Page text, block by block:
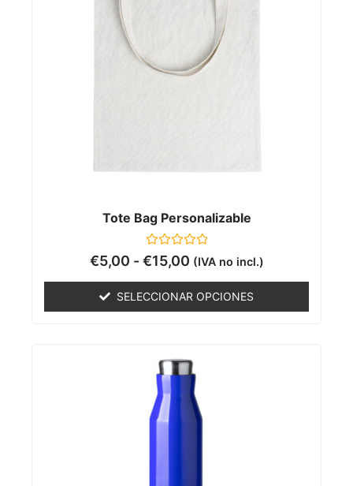
Tote Bag Personalizable
Valorado
con
5
€5,00 - €15,00 (IVA no incl.)
SELECCIONAR OPCIONES